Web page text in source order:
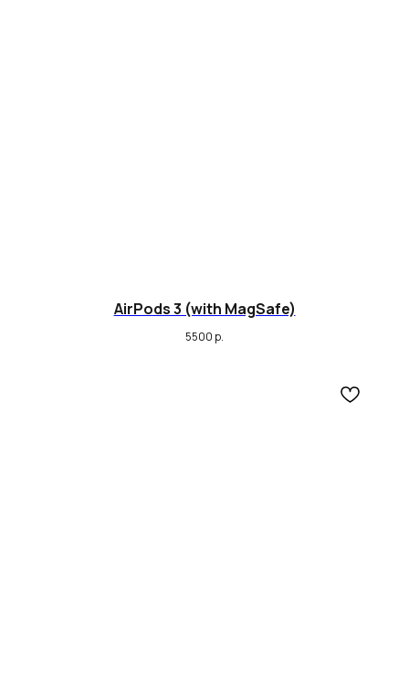
AirPods 3 (with MagSafe)
5500 р.